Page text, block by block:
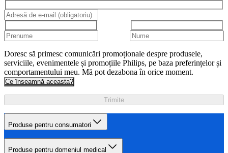
Doresc să primesc comunicări promoționale despre produsele,
serviciile, evenimentele și promoțiile Philips, pe baza preferințelor și
comportamentului meu. Mă pot dezabona în orice moment.
Ce înseamnă aceasta?
Trimite
Produse pentru consumatori
Produse pentru domeniul medical